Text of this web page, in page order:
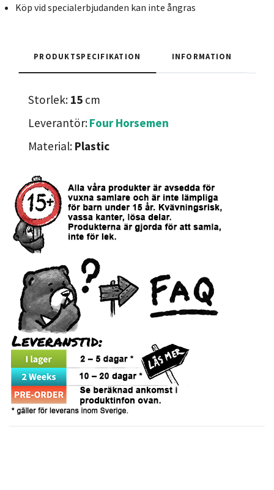
Köp vid specialerbjudanden kan inte ångras
PRODUKTSPECIFIKATION INFORMATION
Storlek: 15 cm
Leverantör:Four Horsemen
Material: Plastic